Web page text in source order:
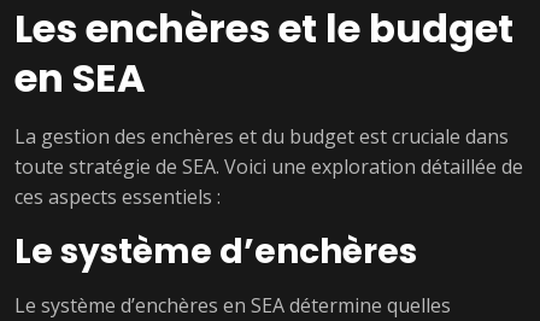
Les enchères et le budget
en SEA
La gestion des enchères et du budget est cruciale dans
toute stratégie de SEA. Voici une exploration détaillée de
ces aspects essentiels :
Le système d’enchères
Le système d’enchères en SEA détermine quelles